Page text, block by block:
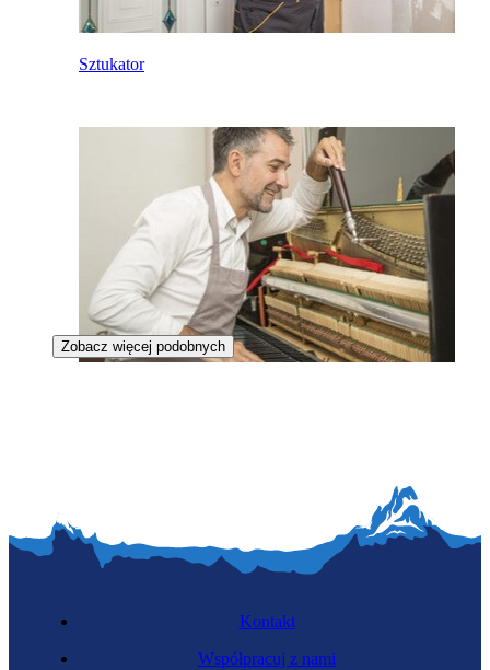
Sztukator
Zobacz więcej podobnych
Kontakt
Współpracuj z nami